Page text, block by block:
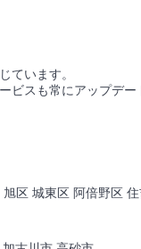
ています。
ビスも常にアップデー
区 城東区 阿倍野区